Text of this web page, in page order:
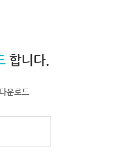
합니다.
운로드